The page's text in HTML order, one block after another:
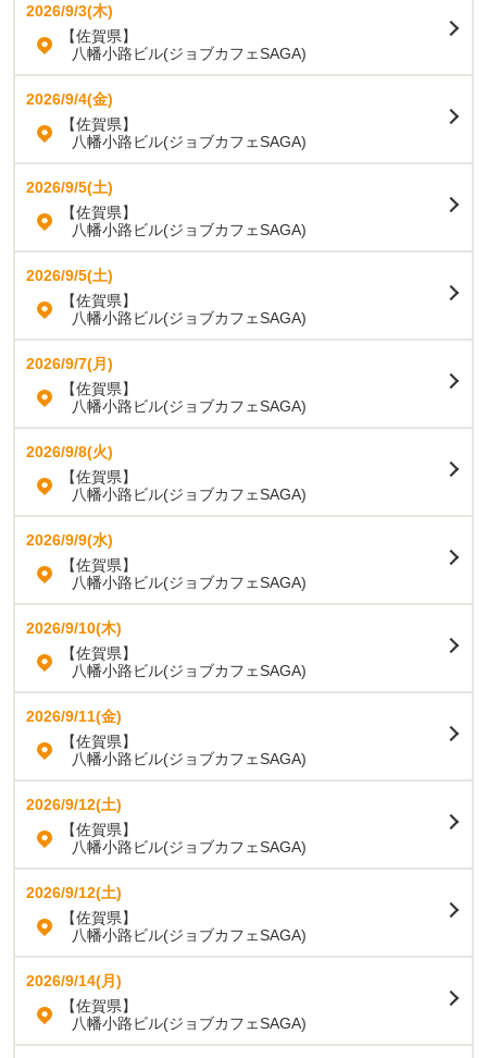
2026/9/3(木)
【佐賀県】
八幡小路ビル(ジョブカフェSAGA)
2026/9/4(金)
【佐賀県】
八幡小路ビル(ジョブカフェSAGA)
2026/9/5(土)
【佐賀県】
八幡小路ビル(ジョブカフェSAGA)
2026/9/5(土)
【佐賀県】
八幡小路ビル(ジョブカフェSAGA)
2026/9/7(月)
【佐賀県】
八幡小路ビル(ジョブカフェSAGA)
2026/9/8(火)
【佐賀県】
八幡小路ビル(ジョブカフェSAGA)
2026/9/9(水)
【佐賀県】
八幡小路ビル(ジョブカフェSAGA)
2026/9/10(木)
【佐賀県】
八幡小路ビル(ジョブカフェSAGA)
2026/9/11(金)
【佐賀県】
八幡小路ビル(ジョブカフェSAGA)
2026/9/12(土)
【佐賀県】
八幡小路ビル(ジョブカフェSAGA)
2026/9/12(土)
【佐賀県】
八幡小路ビル(ジョブカフェSAGA)
2026/9/14(月)
【佐賀県】
八幡小路ビル(ジョブカフェSAGA)